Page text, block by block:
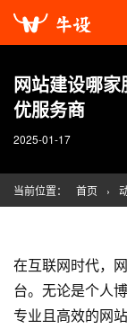
网站建设哪
优服务商
2025-01-17
当前位置： 首页 ›
在互联网时代，
台。无论是个人
专业且高效的网